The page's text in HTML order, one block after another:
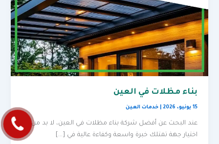
بناء مظلات في العين
15 يونيو، 2026 |خدمات العين
عند البحث عن أفضل شركة بناء مظلات في العين، لا بد من
اختيار جهة تمتلك خبرة واسعة وكفاءة عالية في […]